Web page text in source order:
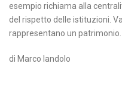
esempio richiama alla
del rispetto delle istituzioni.
rappresentano un patrimonio.
di Marco Iandolo